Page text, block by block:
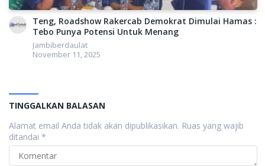
Teng, Roadshow Rakercab Demokrat Dimulai Hamas :
Tebo Punya Potensi Untuk Menang
Jambiberdaulat
November 11, 2025
TINGGALKAN BALASAN
Alamat email Anda tidak akan dipublikasikan. Ruas yang wajib
ditandai *